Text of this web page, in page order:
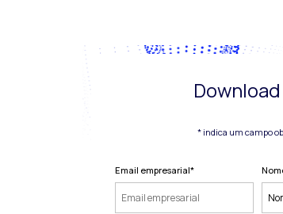
* indica um campo
Email empresarial*